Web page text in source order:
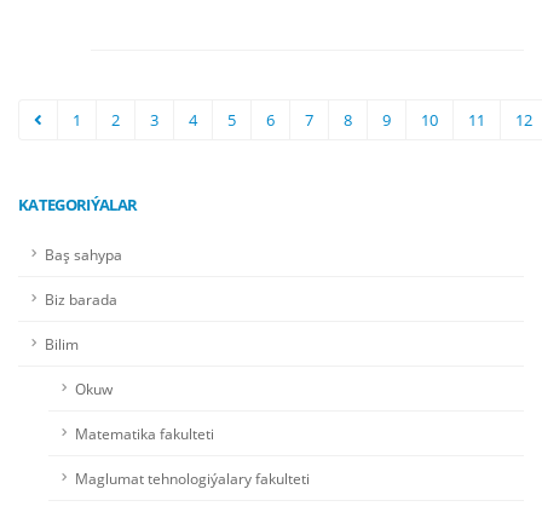
1 2 3 4 5 6 7 8 9 10 11 12
KATEGORIÝALAR
Baş sahypa
Biz barada
Bilim
Okuw
Matematika fakulteti
Maglumat tehnologiýalary fakulteti